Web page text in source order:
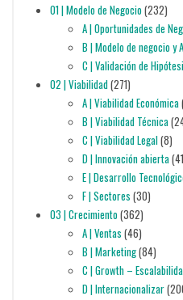
01 | Modelo de Negocio(232)
A | Oportunidades de
B | Modelo de negocio y
C | Validación de
02 | Viabilidad(271)
A | Viabilidad Económica
B | Viabilidad Técnica
C | Viabilidad Legal(8)
D | Innovación abierta
E | Desarrollo
F | Sectores (30)
03 | Crecimiento(362)
A | Ventas (46)
B | Marketing(84)
C | Growth –
D | Internacionalizar